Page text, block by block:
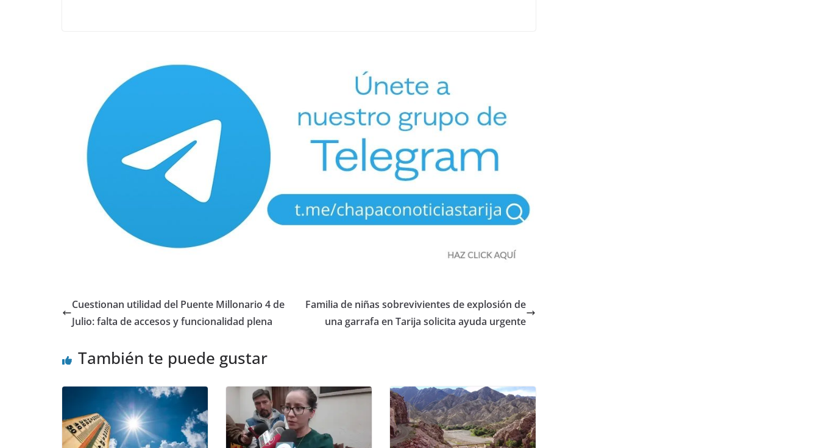
Cuestionan utilidad del Puente Millonario 4 de
Julio: falta de accesos y funcionalidad plena
Familia de niñas sobrevivientes de explosión de
una garrafa en Tarija solicita ayuda urgente
También te puede gustar